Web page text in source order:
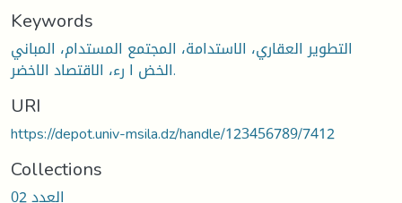
Keywords
التطوير العقاري، الاستدامة، المجتمع المستدام، المباني
الخض ا رء، الاقتصاد الاخضر.
URI
https://depot.univ-msila.dz/handle/123456789/7412
Collections
العدد 02